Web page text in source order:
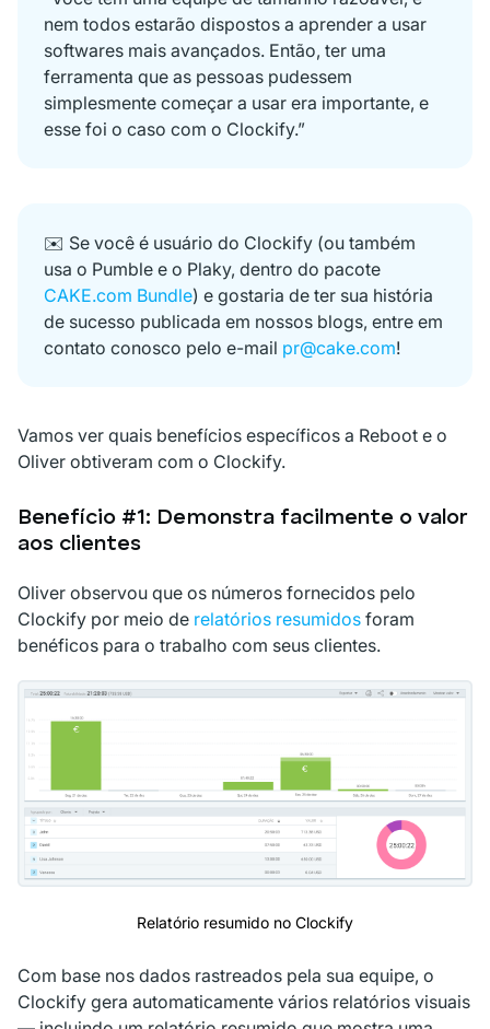
nem todos estarão dispostos a aprender a usar
softwares mais avançados. Então, ter uma
ferramenta que as pessoas pudessem
simplesmente começar a usar era importante, e
esse foi o caso com o Clockify.”
✉️ Se você é usuário do Clockify (ou também
usa o Pumble e o Plaky, dentro do pacote
CAKE.com Bundle) e gostaria de ter sua história
de sucesso publicada em nossos blogs, entre em
contato conosco pelo e-mail pr@cake.com!
Vamos ver quais benefícios específicos a Reboot e o
Oliver obtiveram com o Clockify.
Benefício #1: Demonstra facilmente o valor
aos clientes
Oliver observou que os números fornecidos pelo
Clockify por meio de relatórios resumidos foram
benéficos para o trabalho com seus clientes.
Relatório resumido no Clockify
Com base nos dados rastreados pela sua equipe, o
Clockify gera automaticamente vários relatórios visuais